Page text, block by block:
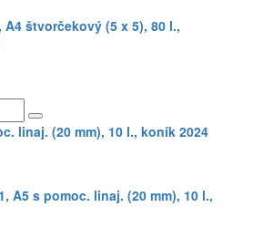
A4 štvorčekový (5 x 5), 80 l.,
linaj. (20 mm), 10 l., koník 2024
A5 s pomoc. linaj. (20 mm), 10 l.,